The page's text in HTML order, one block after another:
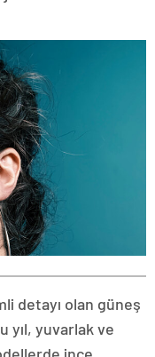
detayı olan güneş
yıl, yuvarlak ve